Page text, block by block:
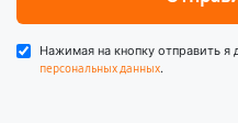
Нажимая на кнопку отправить я
персональных данных.